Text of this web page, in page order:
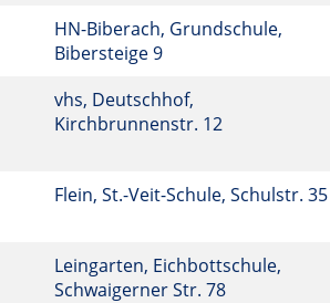
HN-Biberach, Grundschule,
Bibersteige 9
vhs, Deutschhof,
Kirchbrunnenstr. 12
Flein, St.-Veit-Schule, Schulstr. 35
Leingarten, Eichbottschule,
Schwaigerner Str. 78